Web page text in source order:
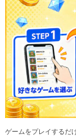
ゲームをプレイするだ